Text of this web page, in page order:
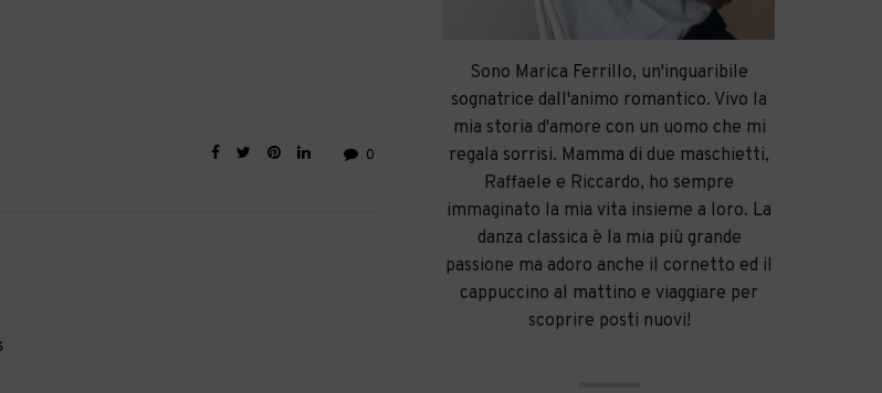
0
Sono Marica Ferrillo, un'inguaribile
sognatrice dall'animo romantico. Vivo la
mia storia d'amore con un uomo che mi
regala sorrisi. Mamma di due maschietti,
Raffaele e Riccardo, ho sempre
immaginato la mia vita insieme a loro. La
danza classica è la mia più grande
passione ma adoro anche il cornetto ed il
cappuccino al mattino e viaggiare per
scoprire posti nuovi!